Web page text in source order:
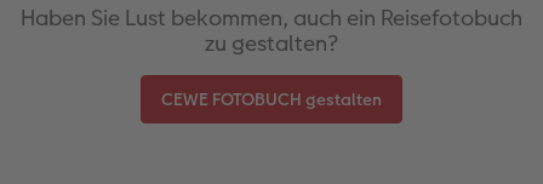
Haben Sie Lust bekommen, auch ein Reisefotobuch
zu gestalten?
CEWE FOTOBUCH gestalten